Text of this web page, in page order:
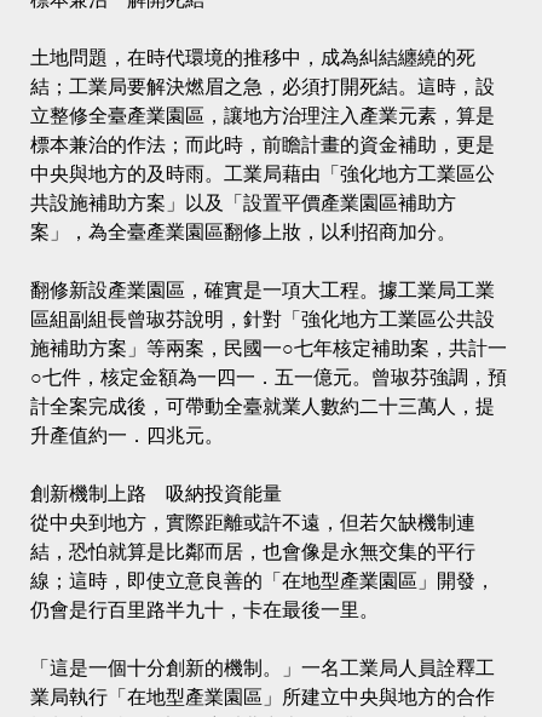
土地問題，在時代環境的推移中，成為糾結纏繞的死
結；工業局要解決燃眉之急，必須打開死結。這時，設
立整修全臺產業園區，讓地方治理注入產業元素，算是
標本兼治的作法；而此時，前瞻計畫的資金補助，更是
中央與地方的及時雨。工業局藉由「強化地方工業區公
共設施補助方案」以及「設置平價產業園區補助方
案」，為全臺產業園區翻修上妝，以利招商加分。
翻修新設產業園區，確實是一項大工程。據工業局工業
區組副組長曾琡芬說明，針對「強化地方工業區公共設
施補助方案」等兩案，民國一○七年核定補助案，共計一
○七件，核定金額為一四一．五一億元。曾琡芬強調，預
計全案完成後，可帶動全臺就業人數約二十三萬人，提
升產值約一．四兆元。
創新機制上路 吸納投資能量
從中央到地方，實際距離或許不遠，但若欠缺機制連
結，恐怕就算是比鄰而居，也會像是永無交集的平行
線；這時，即使立意良善的「在地型產業園區」開發，
仍會是行百里路半九十，卡在最後一里。
「這是一個十分創新的機制。」一名工業局人員詮釋工
業局執行「在地型產業園區」所建立中央與地方的合作